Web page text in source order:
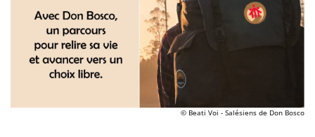
© Beati Voi - Salésiens de Don Bosco